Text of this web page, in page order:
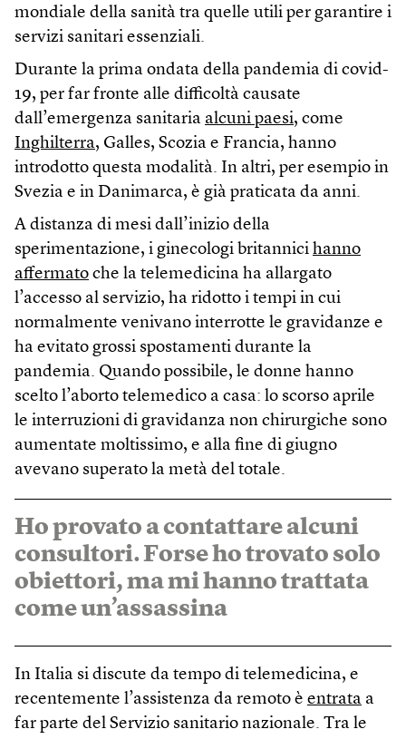
mondiale della sanità tra quelle utili per garantire i
servizi sanitari essenziali.
Durante la prima ondata della pandemia di covid-
19, per far fronte alle difficoltà causate
dall’emergenza sanitaria alcuni paesi, come
Inghilterra, Galles, Scozia e Francia, hanno
introdotto questa modalità. In altri, per esempio in
Svezia e in Danimarca, è già praticata da anni.
A distanza di mesi dall’inizio della
sperimentazione, i ginecologi britannici hanno
affermato che la telemedicina ha allargato
l’accesso al servizio, ha ridotto i tempi in cui
normalmente venivano interrotte le gravidanze e
ha evitato grossi spostamenti durante la
pandemia. Quando possibile, le donne hanno
scelto l’aborto telemedico a casa: lo scorso aprile
le interruzioni di gravidanza non chirurgiche sono
aumentate moltissimo, e alla fine di giugno
avevano superato la metà del totale.
Ho provato a contattare alcuni
consultori. Forse ho trovato solo
obiettori, ma mi hanno trattata
come un’assassina
In Italia si discute da tempo di telemedicina, e
recentemente l’assistenza da remoto è entrata a
far parte del Servizio sanitario nazionale. Tra le